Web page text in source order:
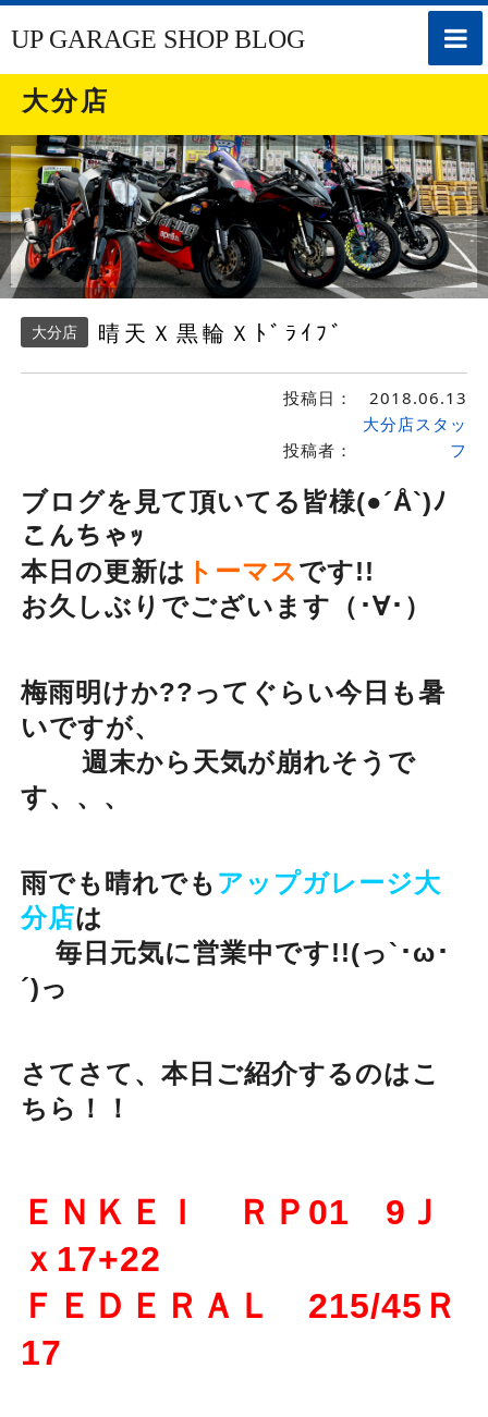
toggle
UP GARAGE SHOP BLOG
大分店
大分店 晴天Ｘ黒輪Ｘﾄﾞﾗｲﾌﾞ
投稿日： 2018.06.13
投稿者：
大分店スタッ
フ
ブログを見て頂いてる皆様(●´Å`)ﾉ
こんちゃｯ
本日の更新は トーマスです!!
お久しぶりでございます（･∀･）
梅雨明けか??ってぐらい今日も暑
いですが、
週末から天気が崩れそうで
す、、、
雨でも晴れでも アップガレージ大
分店は
毎日元気に営業中です!!(っ`･ω･
´)っ
さてさて、本日ご紹介するのはこ
ちら！！
ＥＮＫＥＩ ＲＰ01 9Ｊ
ｘ17+22
ＦＥＤＥＲＡＬ 215/45Ｒ
17